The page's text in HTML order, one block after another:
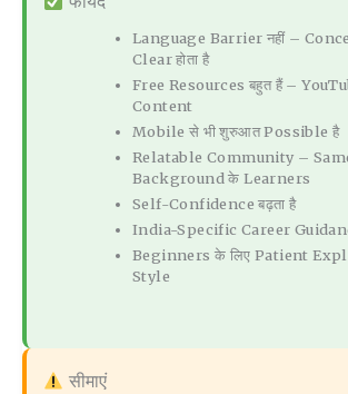
Language Barrier नहीं –
Clear होता है
Free Resources बहुत हैं –
Content
Mobile से भी शुरुआत Possible है
Relatable Community –
Background के Learners
Self-Confidence बढ़ता है
India-Specific Career
Beginners के लिए Patient
Style
सीमाएं